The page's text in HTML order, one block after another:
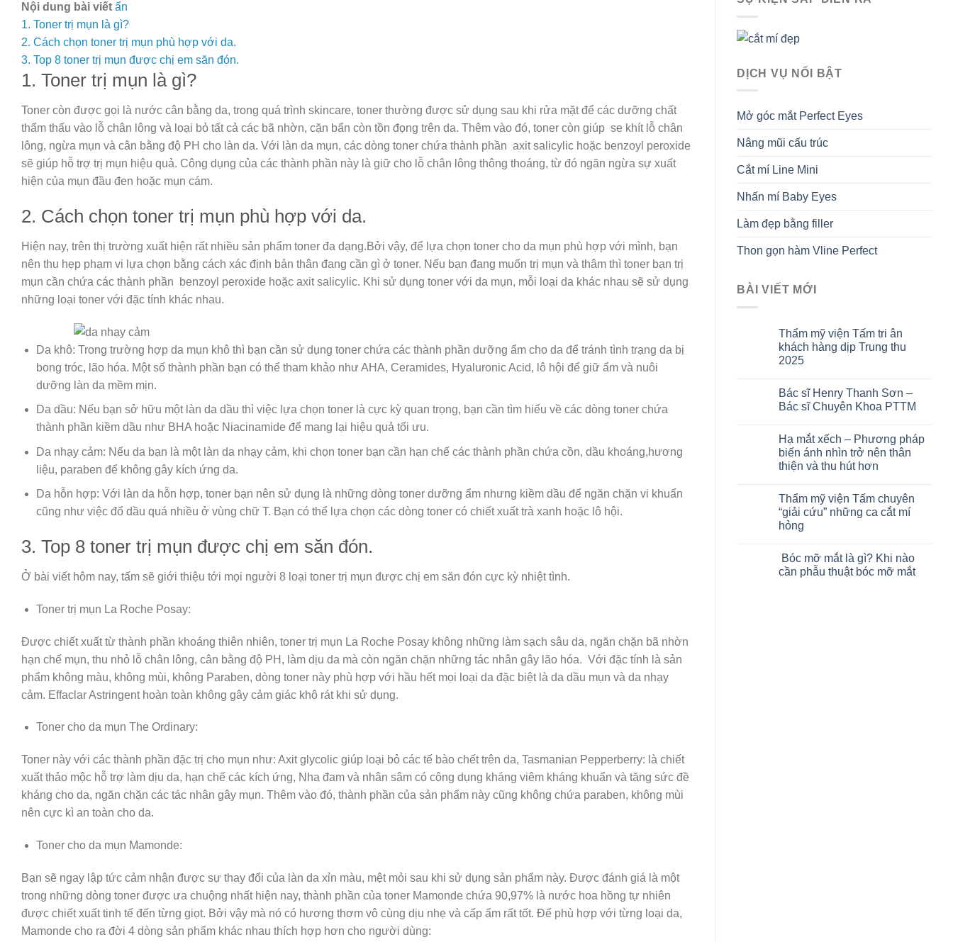
Nội dung bài viết ẩn
1. Toner trị mụn là gì?
2. Cách chọn toner trị mụn phù hợp với da.
3. Top 8 toner trị mụn được chị em săn đón.
1. Toner trị mụn là gì?
Toner còn được gọi là nước cân bằng da, trong quá trình skincare, toner thường được sử dụng sau khi rửa mặt để các dưỡng chất
thẩm thấu vào lỗ chân lông và loại bỏ tất cả các bã nhờn, cặn bẩn còn tồn đọng trên da. Thêm vào đó, toner còn giúp se khít lỗ chân
lông, ngừa mụn và cân bằng độ PH cho làn da. Với làn da mụn, các dòng toner chứa thành phần axit salicylic hoặc benzoyl peroxide
sẽ giúp hỗ trợ trị mụn hiệu quả. Công dụng của các thành phần này là giữ cho lỗ chân lông thông thoáng, từ đó ngăn ngừa sự xuất
hiện của mụn đầu đen hoặc mụn cám.
2. Cách chọn toner trị mụn phù hợp với da.
Hiện nay, trên thị trường xuất hiện rất nhiều sản phẩm toner đa dạng.Bởi vậy, để lựa chọn toner cho da mụn phù hợp với mình, bạn
nên thu hẹp phạm vi lựa chọn bằng cách xác định bản thân đang cần gì ở toner. Nếu bạn đang muốn trị mụn và thâm thì toner bạn trị
mụn cần chứa các thành phần benzoyl peroxide hoặc axit salicylic. Khi sử dụng toner với da mụn, mỗi loại da khác nhau sẽ sử dụng
những loại toner với đặc tính khác nhau.
Da khô: Trong trường hợp da mụn khô thì bạn cần sử dụng toner chứa các thành phần dưỡng ẩm cho da để tránh tình trạng da bị
bong tróc, lão hóa. Một số thành phần bạn có thể tham khảo như AHA, Ceramides, Hyaluronic Acid, lô hội để giữ ẩm và nuôi
dưỡng làn da mềm mịn.
Da dầu: Nếu bạn sở hữu một làn da dầu thì việc lựa chọn toner là cực kỳ quan trọng, bạn cần tìm hiểu về các dòng toner chứa
thành phần kiềm dầu như BHA hoặc Niacinamide để mang lại hiệu quả tối ưu.
Da nhạy cảm: Nếu da bạn là một làn da nhạy cảm, khi chọn toner bạn cần hạn chế các thành phần chứa cồn, dầu khoáng,hương
liệu, paraben để không gây kích ứng da.
Da hỗn hợp: Với làn da hỗn hợp, toner bạn nên sử dụng là những dòng toner dưỡng ẩm nhưng kiềm dầu để ngăn chặn vi khuẩn
cũng như việc đổ dầu quá nhiều ở vùng chữ T. Bạn có thể lựa chọn các dòng toner có chiết xuất trà xanh hoặc lô hội.
3. Top 8 toner trị mụn được chị em săn đón.
Ở bài viết hôm nay, tấm sẽ giới thiệu tới mọi người 8 loại toner trị mụn được chị em săn đón cực kỳ nhiệt tình.
Toner trị mụn La Roche Posay:
Được chiết xuất từ thành phần khoáng thiên nhiên, toner trị mụn La Roche Posay không những làm sạch sâu da, ngăn chặn bã nhờn
hạn chế mụn, thu nhỏ lỗ chân lông, cân bằng độ PH, làm dịu da mà còn ngăn chặn những tác nhân gây lão hóa. Với đặc tính là sản
phẩm không màu, không mùi, không Paraben, dòng toner này phù hợp với hầu hết mọi loại da đặc biệt là da dầu mụn và da nhạy
cảm. Effaclar Astringent hoàn toàn không gây cảm giác khô rát khi sử dụng.
Toner cho da mụn The Ordinary:
Toner này với các thành phần đặc trị cho mụn như: Axit glycolic giúp loại bỏ các tế bào chết trên da, Tasmanian Pepperberry: là chiết
xuất thảo mộc hỗ trợ làm dịu da, hạn chế các kích ứng, Nha đam và nhân sâm có công dụng kháng viêm kháng khuẩn và tăng sức đề
kháng cho da, ngăn chặn các tác nhân gây mụn. Thêm vào đó, thành phần của sản phẩm này cũng không chứa paraben, không mùi
nên cực kì an toàn cho da.
Toner cho da mụn Mamonde:
Bạn sẽ ngay lập tức cảm nhận được sự thay đổi của làn da xỉn màu, mệt mỏi sau khi sử dụng sản phẩm này. Được đánh giá là một
trong những dòng toner được ưa chuộng nhất hiện nay, thành phần của toner Mamonde chứa 90,97% là nước hoa hồng tự nhiên
được chiết xuất tinh tế đến từng giọt. Bởi vậy mà nó có hương thơm vô cùng dịu nhẹ và cấp ẩm rất tốt. Để phù hợp với từng loại da,
Mamonde cho ra đời 4 dòng sản phẩm khác nhau thích hợp hơn cho người dùng:
DỊCH VỤ NỔI BẬT
Mở góc mắt Perfect Eyes
Nâng mũi cấu trúc
Cắt mí Line Mini
Nhấn mí Baby Eyes
Làm đẹp bằng filler
Thon gọn hàm Vline Perfect
BÀI VIẾT MỚI
Thẩm mỹ viện Tấm tri ân
khách hàng dịp Trung thu
2025
Bác sĩ Henry Thanh Sơn –
Bác sĩ Chuyên Khoa PTTM
Hạ mắt xếch – Phương pháp
biến ánh nhìn trở nên thân
thiện và thu hút hơn
Thẩm mỹ viện Tấm chuyên
“giải cứu” những ca cắt mí
hỏng
Bóc mỡ mắt là gì? Khi nào
cần phẫu thuật bóc mỡ mắt